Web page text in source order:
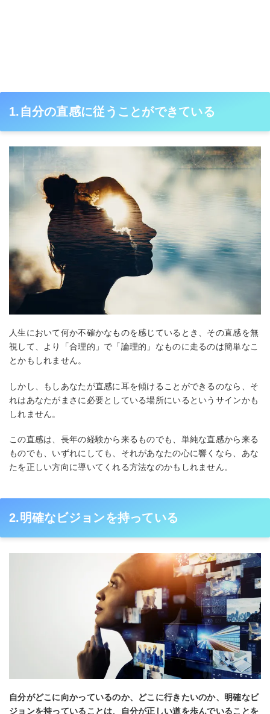
1.自分の直感に従うことができている
人生において何か不確かなものを感じているとき、その直感を無
視して、より「合理的」で「論理的」なものに走るのは簡単なこ
とかもしれません。
しかし、もしあなたが直感に耳を傾けることができるのなら、そ
れはあなたがまさに必要としている場所にいるというサインかも
しれません。
この直感は、長年の経験から来るものでも、単純な直感から来る
ものでも、いずれにしても、それがあなたの心に響くなら、あな
たを正しい方向に導いてくれる方法なのかもしれません。
2.明確なビジョンを持っている
自分がどこに向かっているのか、どこに行きたいのか、明確なビ
ジョンを持っていることは、自分が正しい道を歩んでいることを